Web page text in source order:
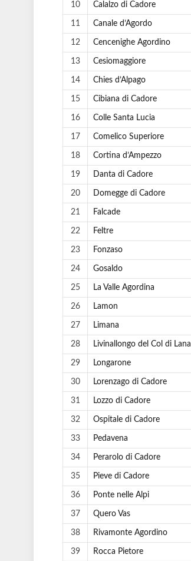
10 Calalzo di Cadore
11 Canale d’Agordo
12 Cencenighe Agordino
13 Cesiomaggiore
14 Chies d’Alpago
15 Cibiana di Cadore
16 Colle Santa Lucia
17 Comelico Superiore
18 Cortina d’Ampezzo
19 Danta di Cadore
20 Domegge di Cadore
21 Falcade
22 Feltre
23 Fonzaso
24 Gosaldo
25 La Valle Agordina
26 Lamon
27 Limana
28 Livinallongo del Col di Lana
29 Longarone
30 Lorenzago di Cadore
31 Lozzo di Cadore
32 Ospitale di Cadore
33 Pedavena
34 Perarolo di Cadore
35 Pieve di Cadore
36 Ponte nelle Alpi
37 Quero Vas
38 Rivamonte Agordino
39 Rocca Pietore